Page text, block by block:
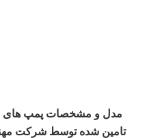
مدل و مشخصات پمپ های
تامین شده توسط شرکت